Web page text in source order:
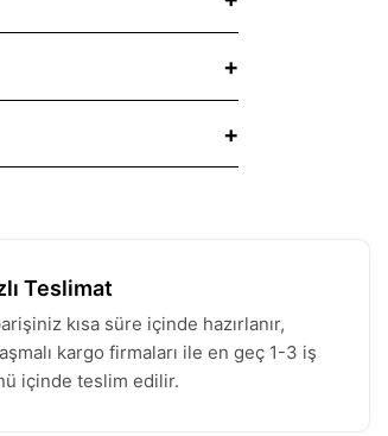
Teslimat
kısa süre içinde hazırlanır,
kargo firmaları ile en geç 1-3 iş
içinde teslim edilir.